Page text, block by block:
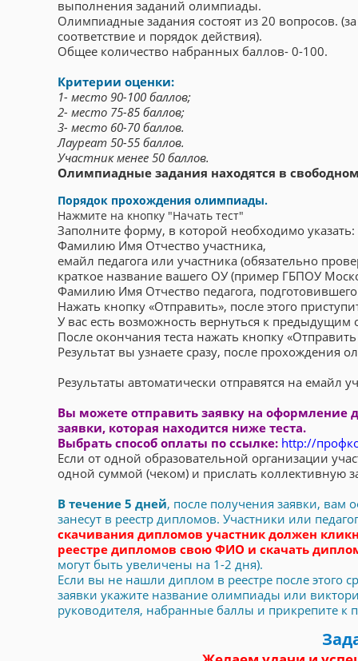
выполнения заданий олимпиады.
Олимпиадные задания состоят из 20 вопросов.
соответствие и порядок действия).
Общее количество набранных баллов- 0-100.
Критерии оценки:
1- место 90-100 баллов;
2- место 75-85 баллов;
3- место 60-70 баллов.
Лауреат 50-55 баллов.
Участник менее 50 баллов.
Олимпиадные задания находятся в
Порядок прохождения олимпиады.
Нажмите на кнопку "Начать тест"
Заполните форму, в которой необходимо указать:
Фамилию Имя Отчество участника,
емайл педагога или участника (обязательно
краткое название вашего ОУ (пример ГБПОУ
Фамилию Имя Отчество педагога, подготовившего
Нажать кнопку «Отправить», после этого
У вас есть возможность вернуться к предыдущим
После окончания теста нажать кнопку «Отправить
Результат вы узнаете сразу, после прохождения
Результаты автоматически отправятся на емайл
Вы можете отправить заявку на оформление
заявки, которая находится ниже теста.
Выбрать способ оплаты по ссылке: http://
Если от одной образовательной организации
одной суммой (чеком) и прислать коллективную
В течение 5 дней, после получения заявки, вам
занесут в реестр дипломов. Участники или
скачивания дипломов участник должен
реестре дипломов свою ФИО и скачать
могут быть увеличены на 1-2 дня).
Если вы не нашли диплом в реестре после этого
заявки укажите название олимпиады или
руководителя, набранные баллы и прикрепите к